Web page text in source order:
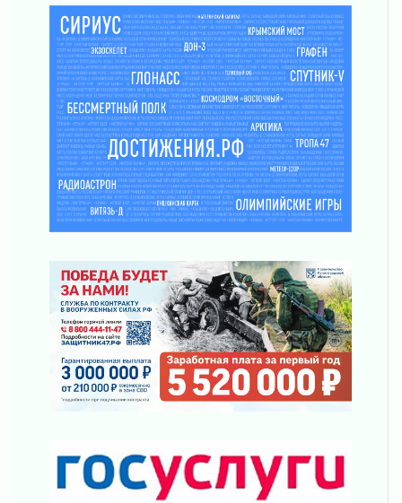
счетах
02 августа 2026
Пропавшего подростка нашли в Кировском
районе Ленобласти
02 августа 2026
Жителям Ленобласти напомнили, как
действовать при укусе клеща
02 августа 2026
В Ивангороде назвали новых почетных
граждан Ленинградской области
02 августа 2026
Готовность №1
Километровые столбы «Дороги жизни»
отправили на реставрацию
02 августа 2026
Ленобласть внедрила передовую подготовку
операторов БПЛА
02 августа 2026
В Ивангороде появилась «Избушка-
Юхла, мука, кантеле и Водяной
01 августа 2026